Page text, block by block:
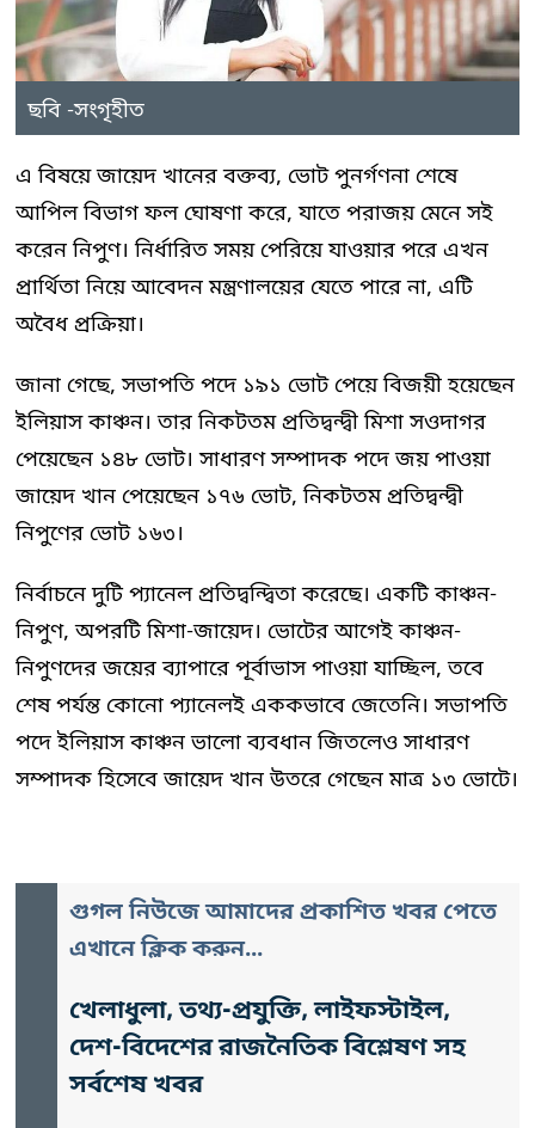
ছবি -সংগৃহীত
এ বিষয়ে জায়েদ খানের বক্তব্য, ভোট পুনর্গণনা শেষে
আপিল বিভাগ ফল ঘোষণা করে, যাতে পরাজয় মেনে সই
করেন নিপুণ। নির্ধারিত সময় পেরিয়ে যাওয়ার পরে এখন
প্রার্থিতা নিয়ে আবেদন মন্ত্রণালয়ের যেতে পারে না, এটি
অবৈধ প্রক্রিয়া।
জানা গেছে, সভাপতি পদে ১৯১ ভোট পেয়ে বিজয়ী হয়েছেন
ইলিয়াস কাঞ্চন। তার নিকটতম প্রতিদ্বন্দ্বী মিশা সওদাগর
পেয়েছেন ১৪৮ ভোট। সাধারণ সম্পাদক পদে জয় পাওয়া
জায়েদ খান পেয়েছেন ১৭৬ ভোট, নিকটতম প্রতিদ্বন্দ্বী
নিপুণের ভোট ১৬৩।
নির্বাচনে দুটি প্যানেল প্রতিদ্বন্দ্বিতা করেছে। একটি কাঞ্চন-
নিপুণ, অপরটি মিশা-জায়েদ। ভোটের আগেই কাঞ্চন-
নিপুণদের জয়ের ব্যাপারে পূর্বাভাস পাওয়া যাচ্ছিল, তবে
শেষ পর্যন্ত কোনো প্যানেলই এককভাবে জেতেনি। সভাপতি
পদে ইলিয়াস কাঞ্চন ভালো ব্যবধান জিতলেও সাধারণ
সম্পাদক হিসেবে জায়েদ খান উতরে গেছেন মাত্র ১৩ ভোটে।
গুগল নিউজে আমাদের প্রকাশিত খবর পেতে
এখানে ক্লিক করুন...
খেলাধুলা, তথ্য-প্রযুক্তি, লাইফস্টাইল,
দেশ-বিদেশের রাজনৈতিক বিশ্লেষণ সহ
সর্বশেষ খবর